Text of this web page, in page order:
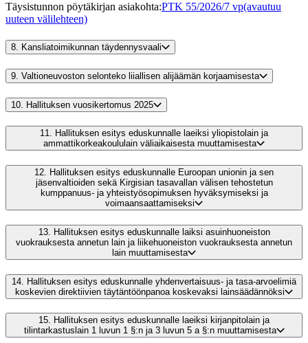
Täysistunnon pöytäkirjan asiakohta:PTK 55/2026/7 vp(avautuu
uuteen välilehteen)
8. Kansliatoimikunnan täydennysvaali
9. Valtioneuvoston selonteko liiallisen alijäämän korjaamisesta
10. Hallituksen vuosikertomus 2025
11. Hallituksen esitys eduskunnalle laeiksi yliopistolain ja
ammattikorkeakoululain väliaikaisesta muuttamisesta
12. Hallituksen esitys eduskunnalle Euroopan unionin ja sen
jäsenvaltioiden sekä Kirgisian tasavallan välisen tehostetun
kumppanuus- ja yhteistyösopimuksen hyväksymiseksi ja
voimaansaattamiseksi
13.
Hallituksen esitys eduskunnalle laiksi asuinhuoneiston
vuokrauksesta annetun lain ja liikehuoneiston vuokrauksesta annetun
lain muuttamisesta
14. Hallituksen esitys eduskunnalle yhdenvertaisuus- ja tasa-arvoelimiä
koskevien direktiivien täytäntöönpanoa koskevaksi lainsäädännöksi
15. Hallituksen esitys eduskunnalle laeiksi kirjanpitolain ja
tilintarkastuslain 1 luvun 1 §:n ja 3 luvun 5 a §:n muuttamisesta